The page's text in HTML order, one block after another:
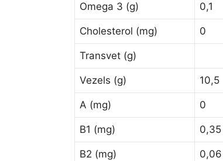
Omega 3 (g) 0,1
Cholesterol (mg) 0
Transvet (g)
Vezels (g) 10,5
A (mg) 0
B1 (mg) 0,35
B2 (mg) 0,06